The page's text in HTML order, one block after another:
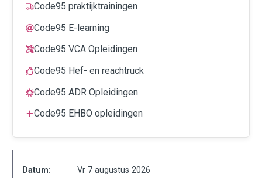
Code95 praktijktrainingen
Code95 E-learning
Code95 VCA Opleidingen
Code95 Hef- en reachtruck
Code95 ADR Opleidingen
Code95 EHBO opleidingen
Datum:
Vr 7 augustus 2026